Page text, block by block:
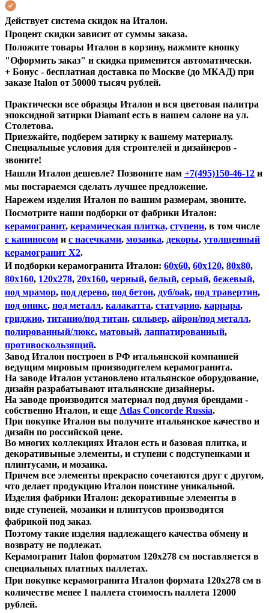
Действует система скидок на Италон.
Процент скидки зависит от суммы заказа.
Положите товары Италон в корзину, нажмите кнопку
"Оформить заказ" и скидка применится автоматически.
+ Бонус - бесплатная доставка по Москве (до МКАД) при
заказе Italon от 50000 тысяч рублей.
Практически все образцы Италон и вся цветовая палитра
эпоксидной затирки Diamant есть в нашем салоне на ул.
Столетова.
Приезжайте, подберем затирку к вашему материалу.
Специальные условия для строителей и дизайнеров -
звоните!
Нашли Италон дешевле? Позвоните нам +7(495)150-46-12 и
мы постараемся сделать лучшее предложение.
Нарежем изделия Италон по вашим размерам, звоните.
Посмотрите наши подборки от фабрики Италон:
керамогранит, керамическая плитка, ступени, в том числе
с капиносом и с насечками, мозаика, декоры, утолщенный
керамогранит Х2.
И подборки керамогранита Италон: 60х60, 60х120, 80х80,
80х160, 120х278, 20х160, черный, белый, серый, бежевый,
под мрамор, под дерево, под бетон, дуб/oak, под травертин,
под оникс, под металл, калакатта, статуарио, каррара,
гриджио, титанио/под титан, сильвер, айрон/под металл,
полированный/люкс, матовый, лаппатированный,
противоскользящий.
Завод Италон построен в РФ итальянской компанией
ведущим мировым производителем керамогранита.
На заводе Италон установлено итальянское оборудование,
дизайн разрабатывают итальянские дизайнеры.
На заводе производится материал под двумя брендами -
собственно Италон, и еще Atlas Concorde Russia.
При покупке Италон вы получите итальянское качество и
дизайн по российской цене.
Во многих коллекциях Италон есть и базовая плитка, и
декоративыные элементы, и ступени с подступенками и
плинтусами, и мозаика.
Причем все элементы прекрасно сочетаются друг с другом,
что делает продукцию Италон поистине уникальной.
Изделия фабрики Италон: декоративные элементы в
виде ступеней, мозаики и плинтусов производятся
фабрикой под заказ.
Поэтому такие изделия надлежащего качества обмену и
возврату не подлежат.
Керамогранит Italon форматом 120х278 см поставляется в
специальных платных паллетах.
При покупке керамогранита Италон формата 120х278 см в
количестве менее 1 паллета стоимость паллета 12000
рублей.